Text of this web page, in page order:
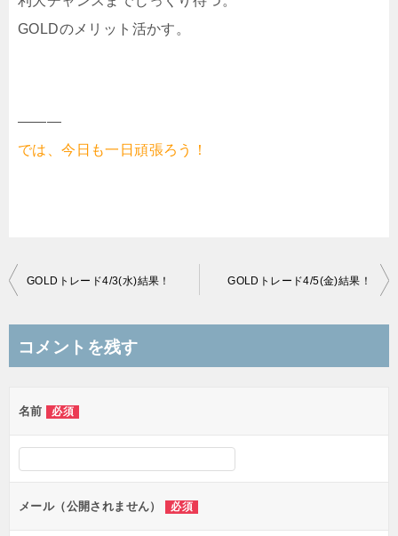
GOLDのメリット活かす。
———
では、今日も一日頑張ろう！
投
ビ
ー
シ
ョ
ン
GOLDトレード4/3(水)結果！ GOLDトレード4/5(金)結果！
コメントを残す
名前 必須
メール（公開されません） 必須